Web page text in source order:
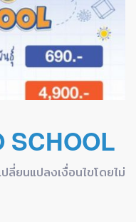
ลี่ยนแปลงเงื่อนไขโดยไม่